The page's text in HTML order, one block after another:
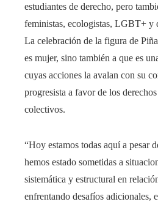
estudiantes de derecho, pero
feministas, ecologistas, LGBT+ y
La celebración de la figura de
es mujer, sino también a que es
cuyas acciones la avalan con su
progresista a favor de los
colectivos.
“Hoy estamos todas aquí a pesar
hemos estado sometidas a
sistemática y estructural en
enfrentando desafíos adicionales,